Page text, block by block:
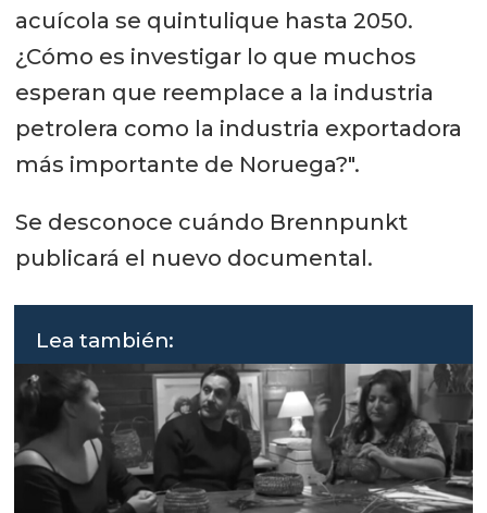
acuícola se quintulique hasta 2050.
¿Cómo es investigar lo que muchos
esperan que reemplace a la industria
petrolera como la industria exportadora
más importante de Noruega?".
Se desconoce cuándo Brennpunkt
publicará el nuevo documental.
Lea también: